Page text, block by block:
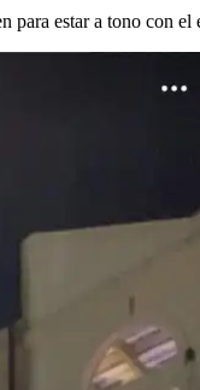
estar a tono con